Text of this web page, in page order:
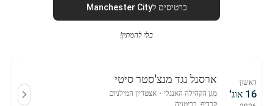
כרטיסים לManchester City
בלי להמתין!
ראשון
16 אוג'
ארסנל נגד מנצ'סטר סיטי
מגן הקהילה האנגלי ・ אצטדיון המילניום